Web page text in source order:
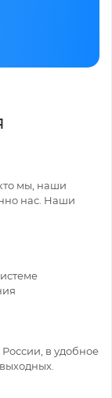
мы, наши
нас. Наши
в удобное